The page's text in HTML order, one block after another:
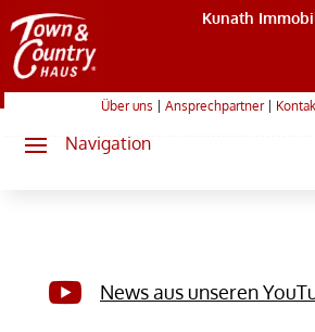
Kunath
Über uns Ansprechpartner|
 News aus unseren